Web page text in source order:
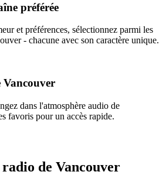
préférée
et préférences, sélectionnez parmi les
- chacune avec son caractère unique.
Vancouver
dans l'atmosphère audio de
favoris pour un accès rapide.
de Vancouver